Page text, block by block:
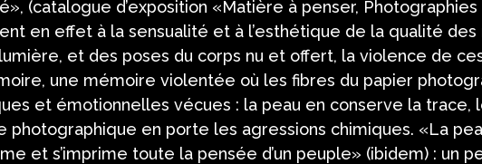
(catalogue d’exposition «Matière à penser,
en effet à la sensualité et à l’esthétique de la qualité des
et des poses du corps nu et offert, la violence de
une mémoire violentée où les fibres du papier
et émotionnelles vécues : la peau en conserve la trace,
photographique en porte les agressions chimiques. «La
et s’imprime toute la pensée d’un peuple» (ibidem) : un